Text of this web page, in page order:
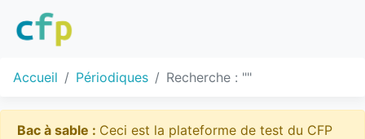
Accueil Périodiques Recherche : ""
Bac à sable : Ceci est la plateforme de test du CFP